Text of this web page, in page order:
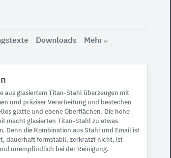
Downloads Mehr
aus glasiertem Titan-Stahl überzeugen mit
und präziser Verarbeitung und bestechen
glatte und ebene Oberflächen. Die hohe
macht glasierten Titan-Stahl zu etwas
Denn die Kombination aus Stahl und Email ist
dauerhaft formstabil, zerkratzt nicht, ist
unempfindlich bei der Reinigung.